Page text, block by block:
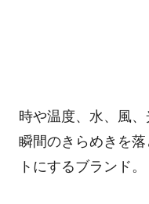
時や温度、水、風、
瞬間のきらめきを
トにするブランド。